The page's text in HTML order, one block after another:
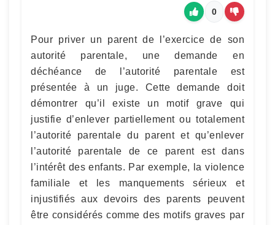
0
Pour priver un parent de l’exercice de son
autorité parentale, une demande en
déchéance de l’autorité parentale est
présentée à un juge. Cette demande doit
démontrer qu’il existe un motif grave qui
justifie d’enlever partiellement ou totalement
l’autorité parentale du parent et qu’enlever
l’autorité parentale de ce parent est dans
l’intérêt des enfants. Par exemple, la violence
familiale et les manquements sérieux et
injustifiés aux devoirs des parents peuvent
être considérés comme des motifs graves par